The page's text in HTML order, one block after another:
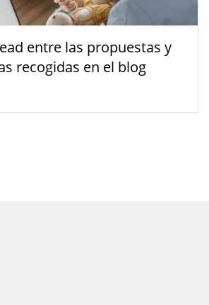
entre las propuestas y
recogidas en el blog